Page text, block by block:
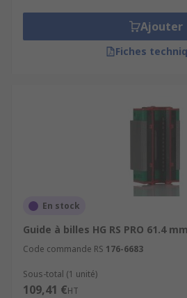
Les matériaux sont l'acier
Lubrification automatique
Ajouter
Fiches
En stock
Guide à billes HG RS PRO 61.4
Code commande RS 176-6683
Sous-total (1 unité)
109,41 €HT